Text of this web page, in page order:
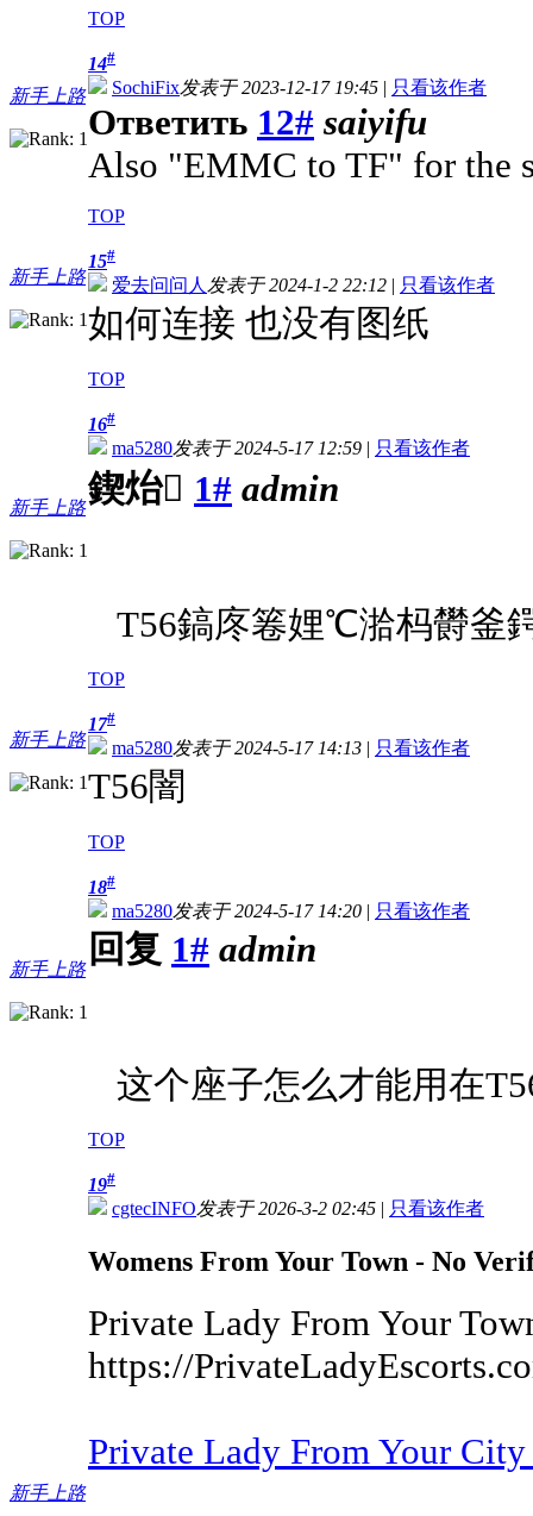
TOP
新手上路
14#
SochiFix发表于 2023-12-17 19:45 | 只看该作者
Ответить 12# saiyifu
Also "EMMC to TF" for the
TOP
新手上路
15#
爱去问问人 发表于 2024-1-2 22:12 | 只看该作者
如何连接 也没有图纸
TOP
新手上路
16#
ma5280发表于 2024-5-17 12:59 | 只看该作者
鍥炲 1# admin
T56鎬庝箞娌℃湁杩欎釜
TOP
新手上路
17#
ma5280发表于 2024-5-17 14:13 | 只看该作者
T56闇
TOP
新手上路
18#
ma5280发表于 2024-5-17 14:20 | 只看该作者
回复 1# admin
这个座子怎么才能用在
TOP
新手上路
19#
cgtecINFO发表于 2026-3-2 02:45 | 只看该作者
Womens From Your Town - No
Private Lady From Your
https://
Private Lady From Your